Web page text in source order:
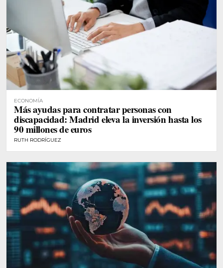
ECONOMÍA
Más ayudas para contratar personas con
discapacidad: Madrid eleva la inversión hasta los
90 millones de euros
RUTH RODRÍGUEZ